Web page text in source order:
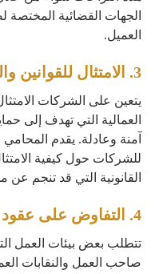
الجهات القضائية
العميل.
3. الامتثال للقوانين
يتعين على الشركات
العمالية التي تهدف إلى
آمنة وعادلة. يقدم
للشركات حول كيفية
القانونية التي قد تنجم عن
4. التفاوض على
تتطلب بعض بيئات العمل
صاحب العمل والنقابات